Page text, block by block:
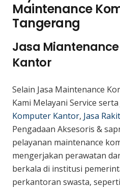
Maintenance
Tangerang
Jasa
Kantor
Selain Jasa Maintenance
Kami Melayani Service serta
Komputer Kantor, Jasa
Pengadaan Aksesoris &
pelayanan maintenance
mengerjakan perawatan
berkala di institusi
perkantoran swasta,